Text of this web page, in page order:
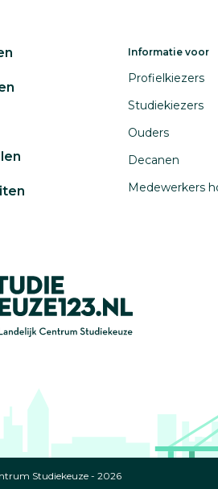
Informatie voor
Profielkiezers
Studiekiezers
Ouders
Decanen
Medewerkers
Studiekeuze - 2026